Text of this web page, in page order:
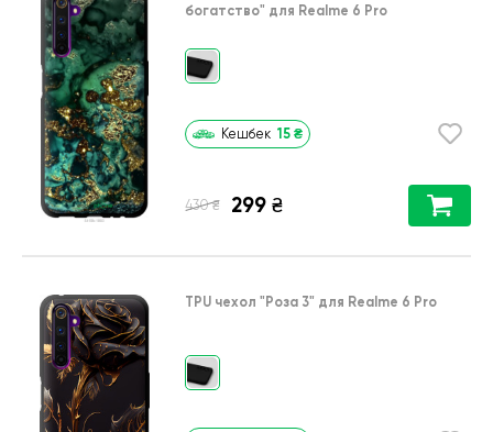
богатство" для Realme 6 Pro
Кешбек 15 ₴
430 ₴ 299 ₴
TPU чехол "Роза 3" для Realme 6 Pro